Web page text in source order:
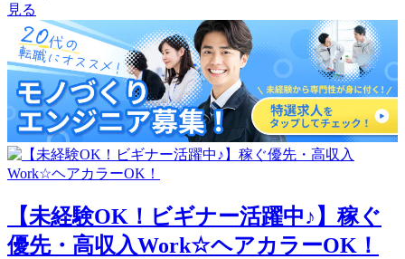
見る
【未経験OK！ビギナー活躍中♪】稼ぐ
優先・高収入Work☆ヘアカラーOK！